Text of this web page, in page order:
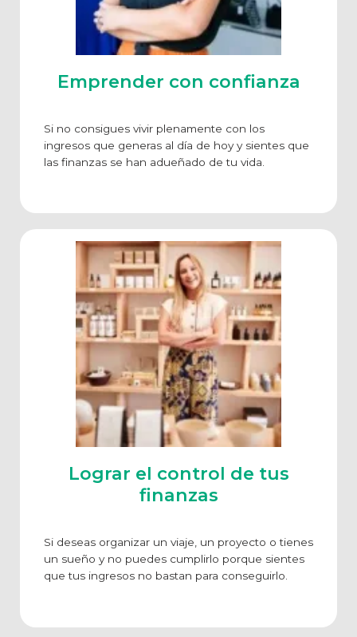
Emprender con confianza
Si no consigues vivir plenamente con los
ingresos que generas al día de hoy y sientes que
las finanzas se han adueñado de tu vida.
Lograr el control de tus
finanzas
Si deseas organizar un viaje, un proyecto o tienes
un sueño y no puedes cumplirlo porque sientes
que tus ingresos no bastan para conseguirlo.